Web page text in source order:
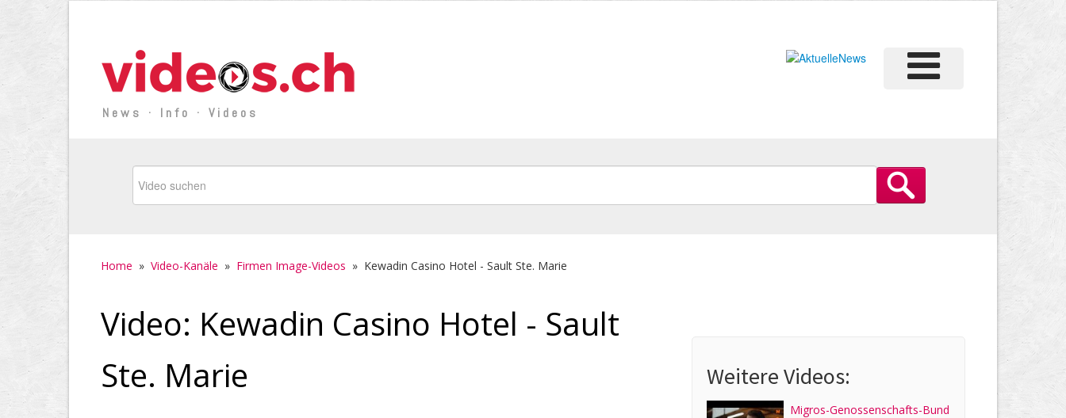
News · Info · Videos
Home » Video-Kanäle » Firmen Image-Videos » Kewadin Casino Hotel - Sault Ste. Marie
Video: Kewadin Casino Hotel - Sault
Ste. Marie
Weitere Videos:
Migros-Genossenschafts-Bund